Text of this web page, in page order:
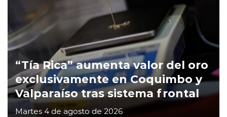
“Tía Rica” aumenta valor del oro
exclusivamente en Coquimbo y
Valparaíso tras sistema frontal
Martes 4 de agosto de 2026